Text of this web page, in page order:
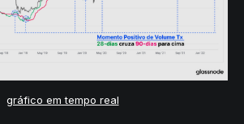
gráfico em tempo real